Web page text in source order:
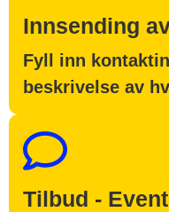
Innsending
Fyll inn
beskrivelse av
Tilbud -